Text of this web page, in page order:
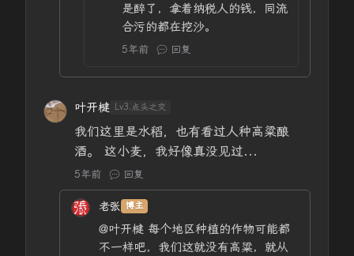
是醉了，拿着纳税人的钱，同流
合污的都在挖沙。
5年前 回复
叶开楗 Lv3.点头之交
我们这里是水稻，也有看过人种高粱酿
酒。 这小麦，我好像真没见过...
5年前 回复
老张 博主
@叶开楗 每个地区种植的作物可能都
不一样吧，我们这就没有高粱，就从